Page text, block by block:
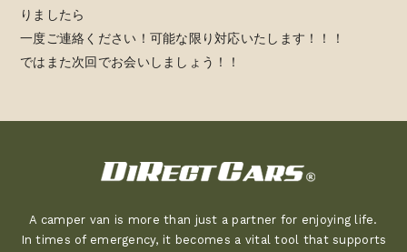
りましたら
一度ご連絡ください！可能な限り対応いたします！！！
ではまた次回でお会いしましょう！！
A camper van is more than just a partner for enjoying life.
In times of emergency, it becomes a vital tool that supports